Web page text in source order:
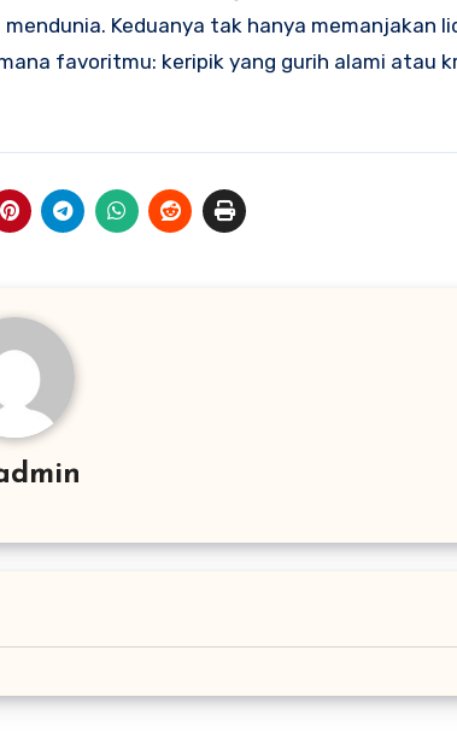
Keduanya tak hanya memanjakan
favoritmu: keripik yang gurih alami atau